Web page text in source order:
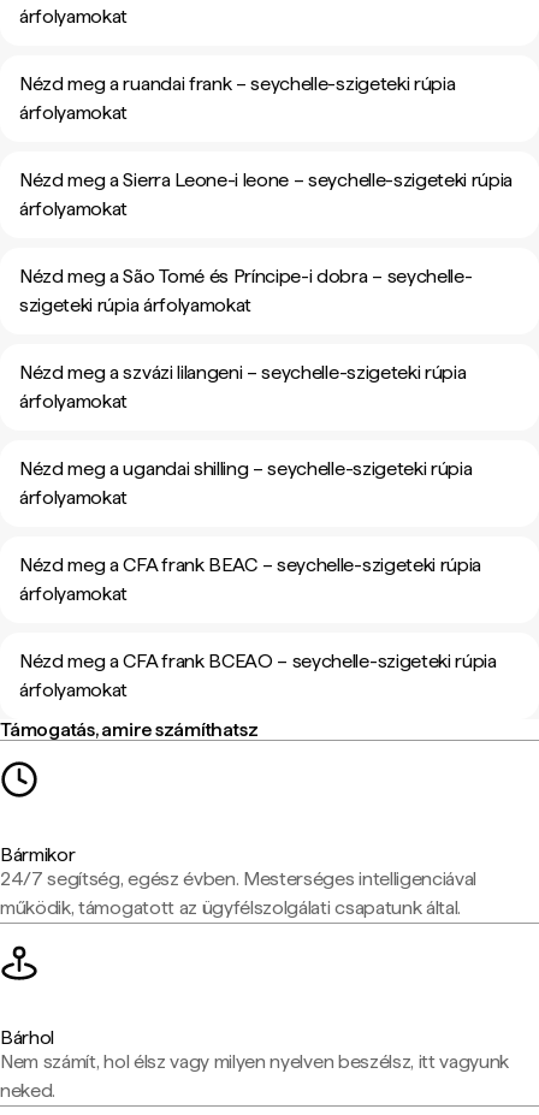
árfolyamokat
Nézd meg a ruandai frank – seychelle-szigeteki rúpia
árfolyamokat
Nézd meg a Sierra Leone-i leone – seychelle-szigeteki rúpia
árfolyamokat
Nézd meg a São Tomé és Príncipe-i dobra – seychelle-
szigeteki rúpia árfolyamokat
Nézd meg a szvázi lilangeni – seychelle-szigeteki rúpia
árfolyamokat
Nézd meg a ugandai shilling – seychelle-szigeteki rúpia
árfolyamokat
Nézd meg a CFA frank BEAC – seychelle-szigeteki rúpia
árfolyamokat
Nézd meg a CFA frank BCEAO – seychelle-szigeteki rúpia
árfolyamokat
Támogatás, amire számíthatsz
Bármikor
24/7 segítség, egész évben. Mesterséges intelligenciával
működik, támogatott az ügyfélszolgálati csapatunk által.
Bárhol
Nem számít, hol élsz vagy milyen nyelven beszélsz, itt vagyunk
neked.